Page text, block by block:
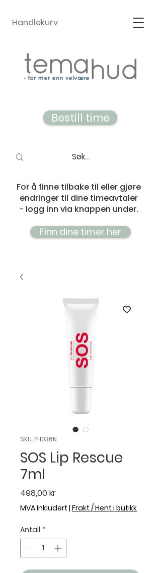
Bestill time
Finn dine timer her
For å finne tilbake til eller gjøre
endringer til dine timeavtaler
- logg inn via knappen under.
Handlekurv
SKU: PH036N
SOS Lip Rescue
7ml
498,00 krPris
MVA Inkludert | Frakt / Hent i butikk
Antall *